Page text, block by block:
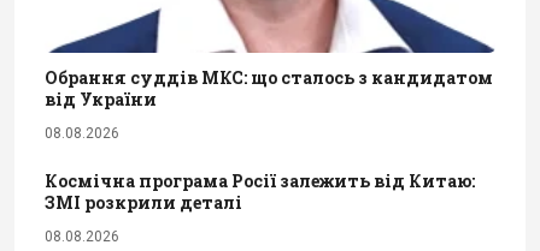
Обрання суддів МКС: що сталось з кандидатом
від України
08.08.2026
Космічна програма Росії залежить від Китаю:
ЗМІ розкрили деталі
08.08.2026